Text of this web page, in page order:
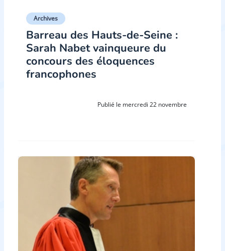
Archives
Barreau des Hauts-de-Seine :
Sarah Nabet vainqueure du
concours des éloquences
francophones
Publié le mercredi 22 novembre